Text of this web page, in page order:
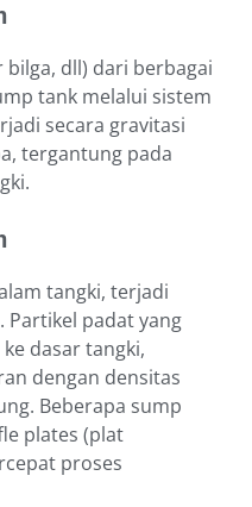
bilga, dll) dari berbagai
tank melalui sistem
secara gravitasi
tergantung pada
tangki, terjadi
Partikel padat yang
dasar tangki,
dengan densitas
Beberapa sump
plates (plat
proses